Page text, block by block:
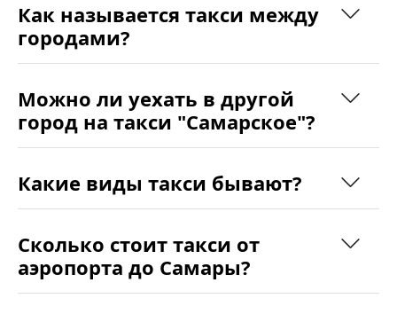
Как называется такси между
городами?
Можно ли уехать в другой
город на такси "Самарское"?
Какие виды такси бывают?
Сколько стоит такси от
аэропорта до Самары?